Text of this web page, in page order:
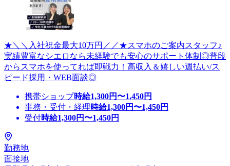
★＼＼入社祝金最大10万円／／★スマホのご案内スタッフ♪
実績豊富なシエロなら未経験でも安心のサポート体制◎普段
からスマホを使ってれば即戦力！高収入＆嬉しい週払い/ス
ピード採用・WEB面談◎
携帯ショップ時給1,300円〜1,450円
事務・受付・経理時給1,300円〜1,450円
受付時給1,300円〜1,450円
勤務地
面接地